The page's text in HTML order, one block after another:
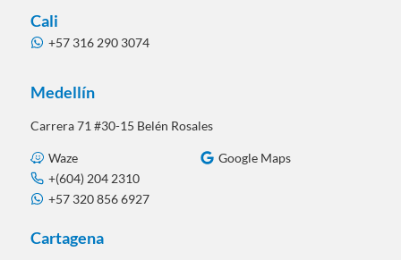
Cali
+57 316 290 3074
Medellín
Carrera 71 #30-15 Belén Rosales
Waze
Google Maps
+(604) 204 2310
+57 320 856 6927
Cartagena